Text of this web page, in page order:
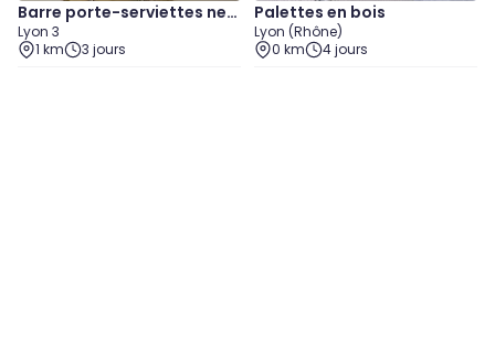
Barre porte-serviettes neu
ve dans son emballage d'o
rigine, avec fixation
Lyon 3
1 km
3 jours
Palettes en bois
Lyon (Rhône)
0 km
4 jours